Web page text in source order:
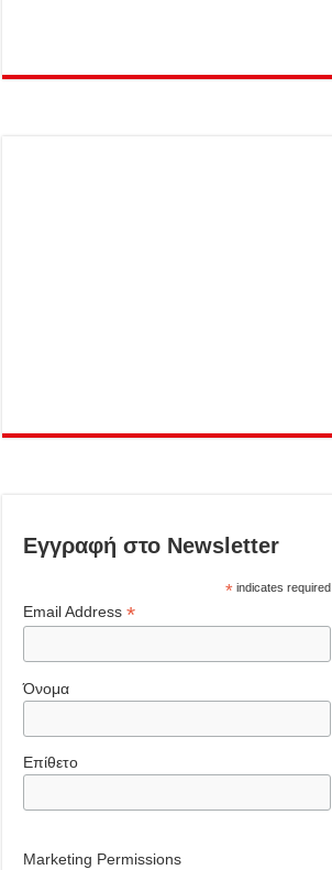
Εγγραφή στο Newsletter
*indicates required
Email Address*
Όνομα
Επίθετο
Marketing Permissions